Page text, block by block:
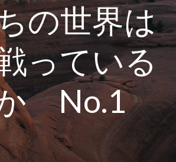
の世界は
っている
No.1